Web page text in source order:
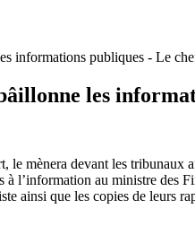
informations publiques - Le
les
le mènera devant les
l’information au ministre des
ainsi que les copies de leurs